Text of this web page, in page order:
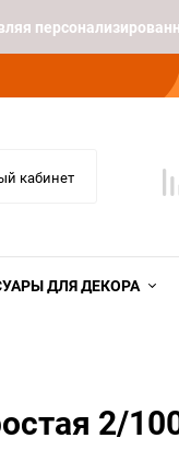
кабинет
ДЛЯ ДЕКОРА
2/